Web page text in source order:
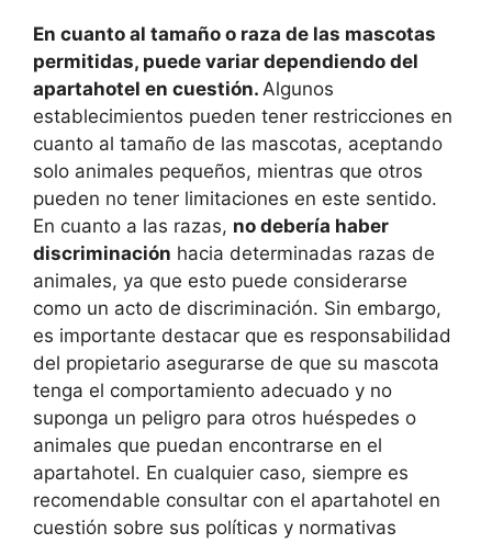
En cuanto al tamaño o raza de las mascotas
permitidas, puede variar dependiendo del
apartahotel en cuestión. Algunos
establecimientos pueden tener restricciones en
cuanto al tamaño de las mascotas, aceptando
solo animales pequeños, mientras que otros
pueden no tener limitaciones en este sentido.
En cuanto a las razas, no debería haber
discriminación hacia determinadas razas de
animales, ya que esto puede considerarse
como un acto de discriminación. Sin embargo,
es importante destacar que es responsabilidad
del propietario asegurarse de que su mascota
tenga el comportamiento adecuado y no
suponga un peligro para otros huéspedes o
animales que puedan encontrarse en el
apartahotel. En cualquier caso, siempre es
recomendable consultar con el apartahotel en
cuestión sobre sus políticas y normativas